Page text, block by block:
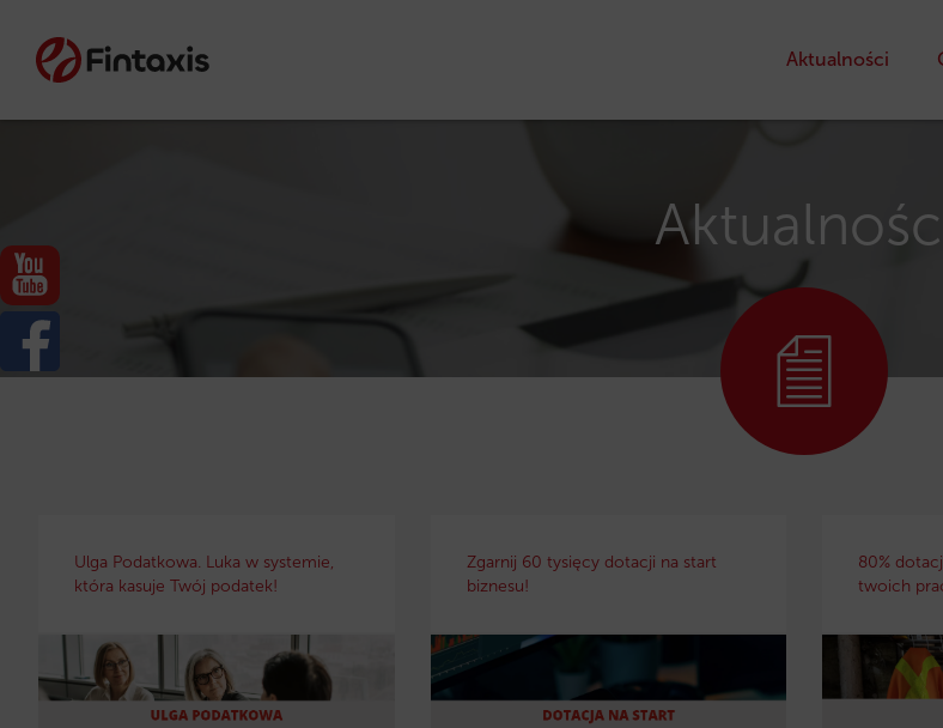
Aktualności
Ulga Podatkowa. Luka w systemie,
która kasuje Twój podatek!
Zgarnij 60 tysięcy dotacji na start
biznesu!
80%
twoich